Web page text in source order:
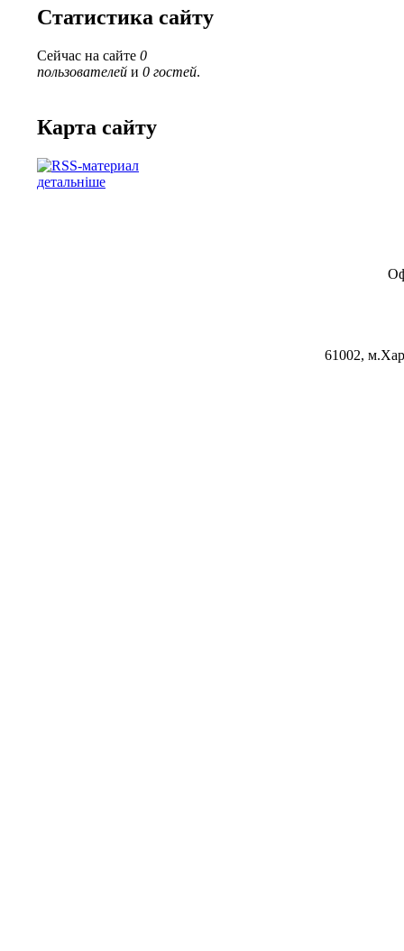
Статистика сайту
Сейчас на сайте 0
пользователей и 0 гостей.
Карта сайту
детальніше
61002,